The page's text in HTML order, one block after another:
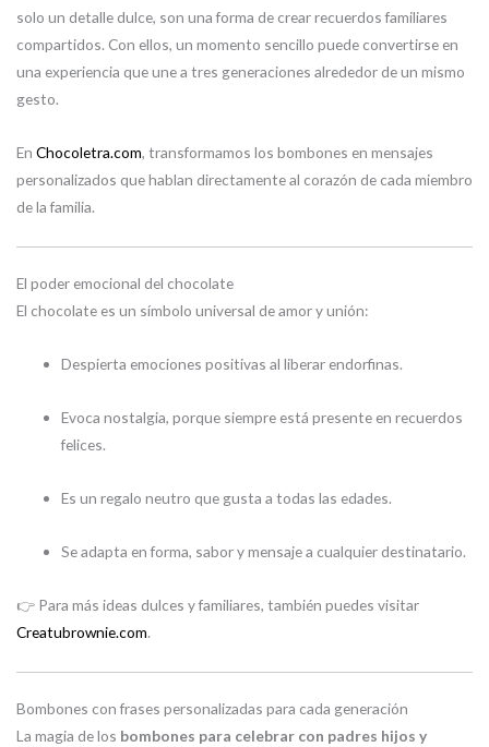
solo un detalle dulce, son una forma de crear recuerdos familiares
compartidos. Con ellos, un momento sencillo puede convertirse en
una experiencia que une a tres generaciones alrededor de un mismo
gesto.
En Chocoletra.com, transformamos los bombones en mensajes
personalizados que hablan directamente al corazón de cada miembro
de la familia.
El poder emocional del chocolate
El chocolate es un símbolo universal de amor y unión:
Despierta emociones positivas al liberar endorfinas.
Evoca nostalgia, porque siempre está presente en recuerdos
felices.
Es un regalo neutro que gusta a todas las edades.
Se adapta en forma, sabor y mensaje a cualquier destinatario.
👉 Para más ideas dulces y familiares, también puedes visitar
Creatubrownie.com.
Bombones con frases personalizadas para cada generación
La magia de los bombones para celebrar con padres hijos y